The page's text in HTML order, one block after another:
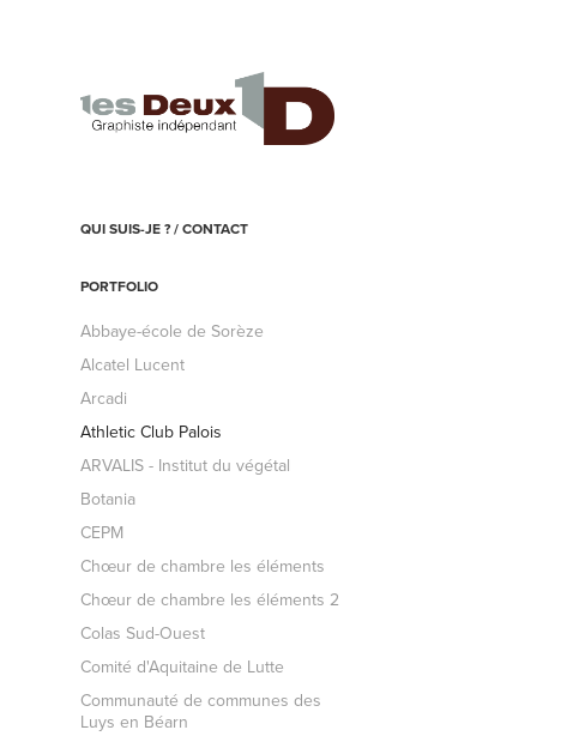
QUI SUIS-JE ? / CONTACT
PORTFOLIO
Abbaye-école de Sorèze
Alcatel Lucent
Arcadi
Athletic Club Palois
ARVALIS - Institut du végétal
Botania
CEPM
Chœur de chambre les éléments
Chœur de chambre les éléments 2
Colas Sud-Ouest
Comité d'Aquitaine de Lutte
Communauté de communes des
Luys en Béarn